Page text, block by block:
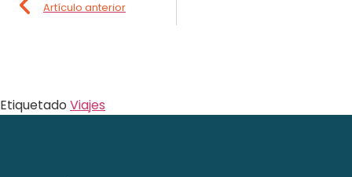
Artículo anterior
Etiquetado Viajes